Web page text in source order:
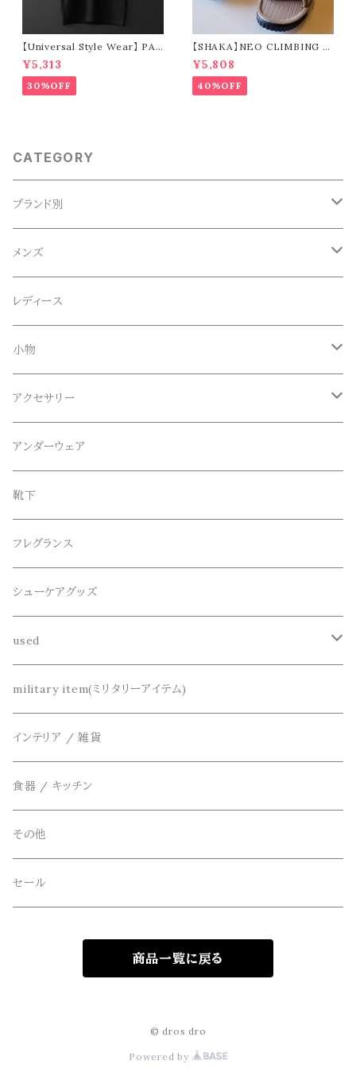
【Universal Style Wear】 PAN
AMA suka t-shirt (black)
¥5,313
30%OFF
【SHAKA】NEO CLIMBING (t
aupe)
¥5,808
40%OFF
CATEGORY
ブランド別
ACE SNKR(エーススニーカー)
Anapau,Seaing,ANAPAU UG
Blundstone(ブランドストーン)
CameOne(ケイムワン)
CANDY DESIGN&WORKS(CDW)
collonil(コロニル)
CountyComm(カウンティーコム)
decka(デカ)
dros dro(ドロスドロ)
DETAIL(ディティール)
THE FLAVOR DESIGN(ザ フレーバーデザイン)
FOB FACTORY(エフオービーファクトリー)
Four Seasons Garage(FSG)
freewaters(フリーウォータース)
GLOMA NAUTICA(グローマノーティカ)
メンズ
トップス
Tシャツ
ロンT
シャツ
カーディガン
ボトムス
ロング
ショート
セットアップ
シューズ
シューズ
サンダル
レディース
小物
帽子、マフラー、手袋
メガネ、サングラス
ベルト
腕時計
キーアクセサリー
財布、コインケース、マネークリップ
鞄
アクセサリー
リング
ブレスレット、バングル
ネックレス
アンダーウェア
靴下
フレグランス
シューケアグッズ
used
リメイク
アクセサリー
military item(ミリタリーアイテム)
インテリア / 雑貨
食器 / キッチン
その他
セール
商品一覧に戻る
© dros dro
Powered by